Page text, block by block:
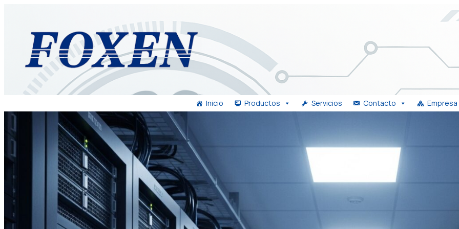
Inicio Productos Servicios Contacto Empresa